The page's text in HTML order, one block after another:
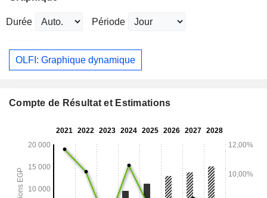
Durée Période
OLFI: Graphique dynamique
Compte de Résultat et Estimations